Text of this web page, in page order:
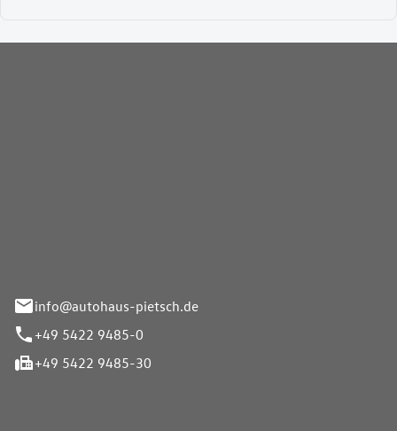
info@autohaus-pietsch.de
+49 5422 9485-0
+49 5422 9485-30